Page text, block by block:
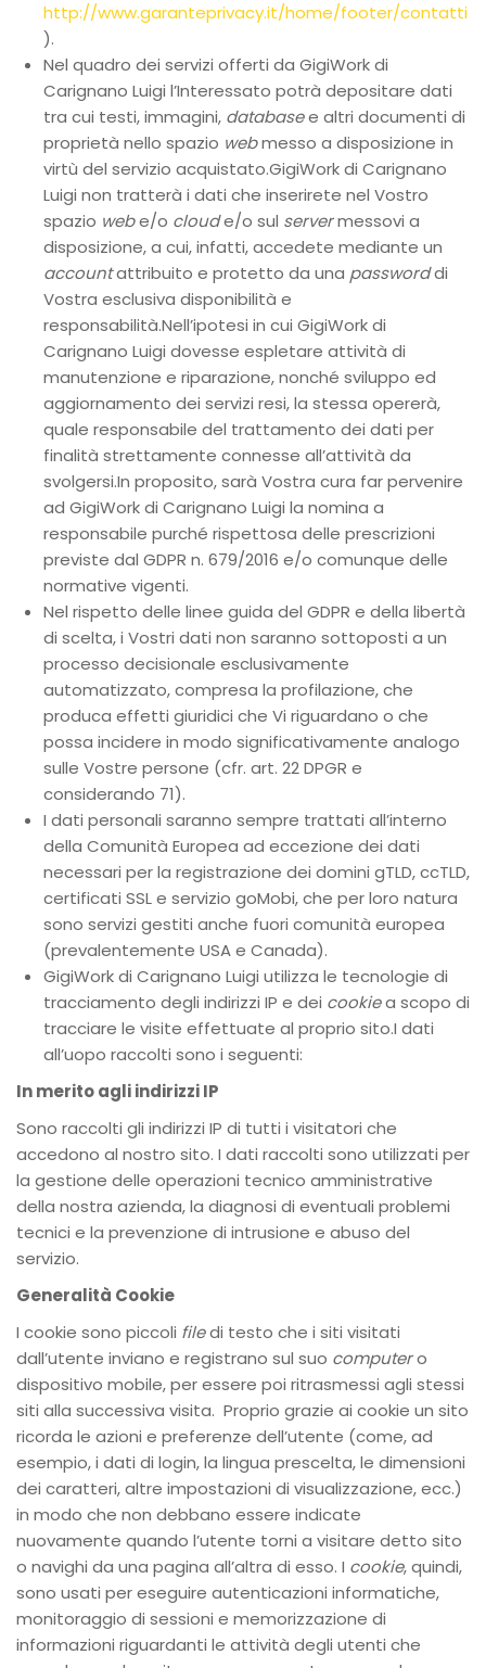
http://www.garanteprivacy.it/home/footer/contatti
).
Nel quadro dei servizi offerti da GigiWork di
Carignano Luigi l’Interessato potrà depositare dati
tra cui testi, immagini, databasee altri documenti di
proprietà nello spazio webmesso a disposizione in
virtù del servizio acquistato.GigiWork di Carignano
Luigi non tratterà i dati che inserirete nel Vostro
spazio webe/o cloude/o sul servermessovi a
disposizione, a cui, infatti, accedete mediante un
accountattribuito e protetto da una passworddi
Vostra esclusiva disponibilità e
responsabilità.Nell’ipotesi in cui GigiWork di
Carignano Luigi dovesse espletare attività di
manutenzione e riparazione, nonché sviluppo ed
aggiornamento dei servizi resi, la stessa opererà,
quale responsabile del trattamento dei dati per
finalità strettamente connesse all’attività da
svolgersi.In proposito, sarà Vostra cura far pervenire
ad GigiWork di Carignano Luigi la nomina a
responsabile purché rispettosa delle prescrizioni
previste dal GDPR n. 679/2016 e/o comunque delle
normative vigenti.
Nel rispetto delle linee guida del GDPR e della libertà
di scelta, i Vostri dati non saranno sottoposti a un
processo decisionale esclusivamente
automatizzato, compresa la profilazione, che
produca effetti giuridici che Vi riguardano o che
possa incidere in modo significativamente analogo
sulle Vostre persone (cfr. art. 22 DPGR e
considerando 71).
I dati personali saranno sempre trattati all’interno
della Comunità Europea ad eccezione dei dati
necessari per la registrazione dei domini gTLD, ccTLD,
certificati SSL e servizio goMobi, che per loro natura
sono servizi gestiti anche fuori comunità europea
(prevalentemente USA e Canada).
GigiWork di Carignano Luigi utilizza le tecnologie di
tracciamento degli indirizzi IP e dei cookiea scopo di
tracciare le visite effettuate al proprio sito.I dati
all’uopo raccolti sono i seguenti:
In merito agli indirizzi IP
Sono raccolti gli indirizzi IP di tutti i visitatori che
accedono al nostro sito. I dati raccolti sono utilizzati per
la gestione delle operazioni tecnico amministrative
della nostra azienda, la diagnosi di eventuali problemi
tecnici e la prevenzione di intrusione e abuso del
servizio.
Generalità Cookie
I cookie sono piccoli filedi testo che i siti visitati
dall’utente inviano e registrano sul suo computero
dispositivo mobile, per essere poi ritrasmessi agli stessi
siti alla successiva visita. Proprio grazie ai cookie un sito
ricorda le azioni e preferenze dell’utente (come, ad
esempio, i dati di login, la lingua prescelta, le dimensioni
dei caratteri, altre impostazioni di visualizzazione, ecc.)
in modo che non debbano essere indicate
nuovamente quando l’utente torni a visitare detto sito
o navighi da una pagina all’altra di esso. I cookie, quindi,
sono usati per eseguire autenticazioni informatiche,
monitoraggio di sessioni e memorizzazione di
informazioni riguardanti le attività degli utenti che